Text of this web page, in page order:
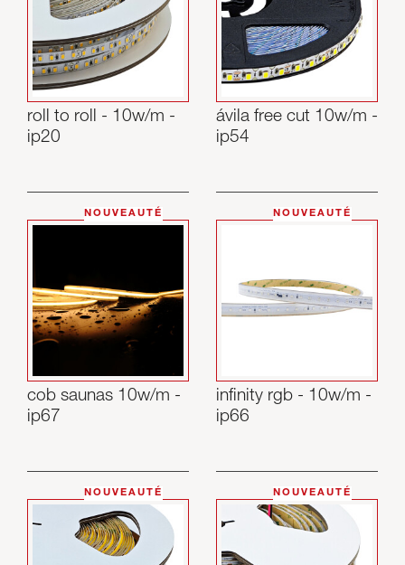
roll to roll - 10w/m -
ip20
ávila free cut 10w/m -
ip54
NOUVEAUTÉ
cob saunas 10w/m -
ip67
NOUVEAUTÉ
infinity rgb - 10w/m -
ip66
NOUVEAUTÉ NOUVEAUTÉ